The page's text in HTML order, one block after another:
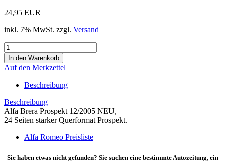
24,95 EUR
inkl. 7% MwSt. zzgl. Versand
Auf den Merkzettel
Beschreibung
Beschreibung
Alfa Brera Prospekt 12/2005 NEU,
24 Seiten starker Querformat Prospekt.
Alfa Romeo Preisliste
Sie haben etwas nicht gefunden? Sie suchen eine bestimmte Autozeitung, ein